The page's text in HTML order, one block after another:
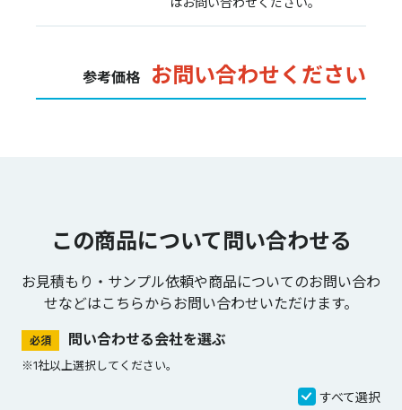
参考価格 お問い合わせください
この商品について問い合わせる
お見積もり・サンプル依頼や商品についてのお問い合わ
せなどは こちらからお問い合わせいただけます。
必須 問い合わせる会社を選ぶ
※1社以上選択してください。
すべて選択